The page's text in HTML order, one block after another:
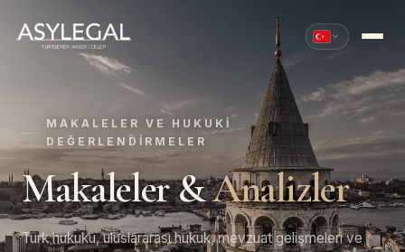
MAKALELER VE HUKUKI
DEĞERLENDIRMELER
Makaleler &Analizler
Türk hukuku, uluslararası hukuk, mevzuat gelişmeleri ve